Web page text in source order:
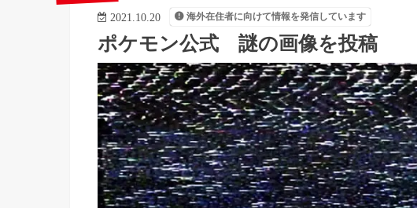
2021.10.20 海外在住者に向けて情報を発信しています
ポケモン公式 謎の画像を投稿